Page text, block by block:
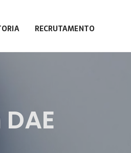
RECRUTAMENTO